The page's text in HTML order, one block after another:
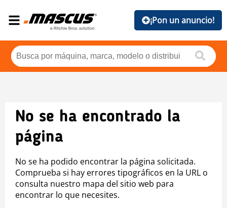
¡Pon un anuncio!
No se ha encontrado la
página
No se ha podido encontrar la página solicitada.
Comprueba si hay errores tipográficos en la URL o
consulta nuestro mapa del sitio web para
encontrar lo que necesites.